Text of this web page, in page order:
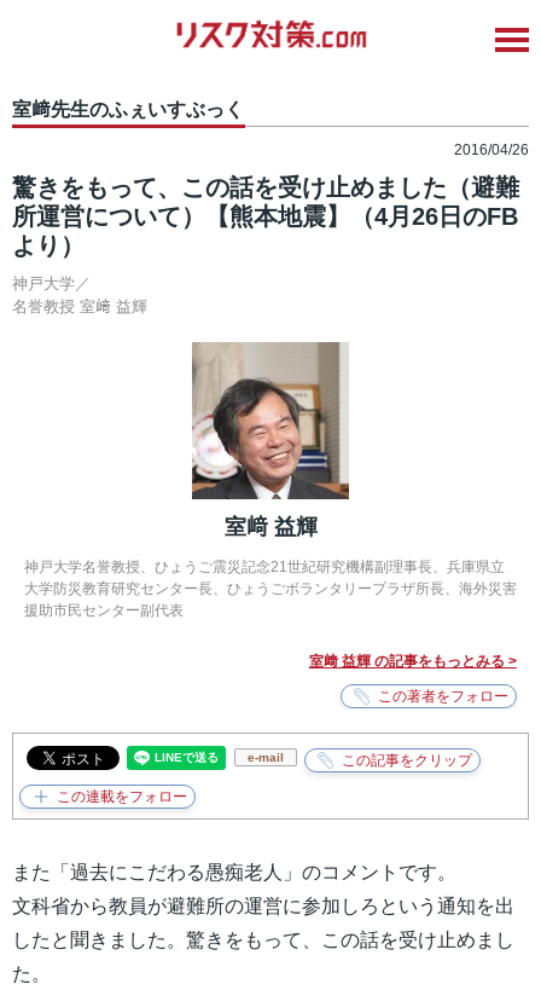
室﨑先生のふぇいすぶっく
2016/04/26
驚きをもって、この話を受け止めました（避難
所運営について）【熊本地震】（4月26日のFB
より）
神戸大学／
名誉教授 室﨑 益輝
室﨑 益輝
神戸大学名誉教授、ひょうご震災記念21世紀研究機構副理事長、兵庫県立
大学防災教育研究センター長、ひょうごボランタリープラザ所長、海外災害
援助市民センター副代表
室﨑 益輝 の記事をもっとみる >
e-mail
また「過去にこだわる愚痴老人」のコメントです。
文科省から教員が避難所の運営に参加しろという通知を出
したと聞きました。驚きをもって、この話を受け止めまし
た。